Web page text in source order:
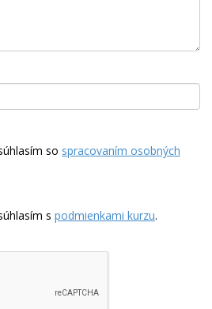
so spracovaním osobných
s podmienkami kurzu.